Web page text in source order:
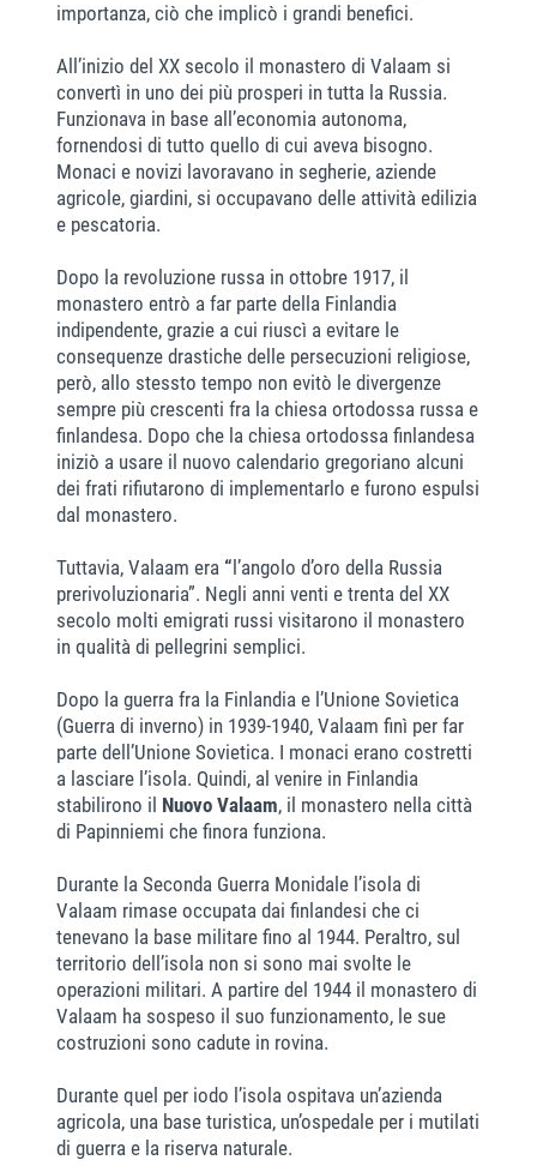
importanza, ciò che implicò i grandi benefici.
All’inizio del XX secolo il monastero di Valaam si
convertì in uno dei più prosperi in tutta la Russia.
Funzionava in base all’economia autonoma,
fornendosi di tutto quello di cui aveva bisogno.
Monaci e novizi lavoravano in segherie, aziende
agricole, giardini, si occupavano delle attività edilizia
e pescatoria.
Dopo la revoluzione russa in ottobre 1917, il
monastero entrò a far parte della Finlandia
indipendente, grazie a cui riuscì a evitare le
consequenze drastiche delle persecuzioni religiose,
però, allo stessto tempo non evitò le divergenze
sempre più crescenti fra la chiesa ortodossa russa e
finlandesa. Dopo che la chiesa ortodossa finlandesa
iniziò a usare il nuovo calendario gregoriano alcuni
dei frati rifiutarono di implementarlo e furono espulsi
dal monastero.
Tuttavia, Valaam era “ l’angolo d’oro della Russia
prerivoluzionaria”. Negli anni venti e trenta del XX
secolo molti emigrati russi visitarono il monastero
in qualità di pellegrini semplici.
Dopo la guerra fra la Finlandia e l’Unione Sovietica
(Guerra di inverno) in 1939-1940, Valaam finì per far
parte dell’Unione Sovietica. I monaci erano costretti
a lasciare l’isola. Quindi, al venire in Finlandia
stabilirono il Nuovo Valaam, il monastero nella città
di Papinniemi che finora funziona.
Durante la Seconda Guerra Monidale l’isola di
Valaam rimase occupata dai finlandesi che ci
tenevano la base militare fino al 1944. Peraltro, sul
territorio dell’isola non si sono mai svolte le
operazioni militari. A partire del 1944 il monastero di
Valaam ha sospeso il suo funzionamento, le sue
costruzioni sono cadute in rovina.
Durante quel per iodo l’isola ospitava un’azienda
agricola, una base turistica, un’ospedale per i mutilati
di guerra e la riserva naturale.